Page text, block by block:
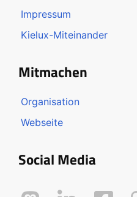
Impressum
Kielux-Miteinander
Mitmachen
Organisation
Webseite
Social Media